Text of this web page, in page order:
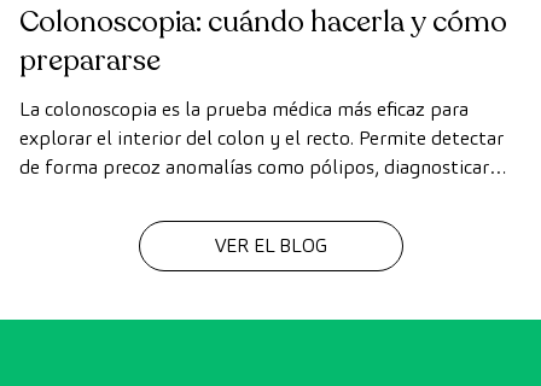
Colonoscopia: cuándo hacerla y cómo
prepararse
La colonoscopia es la prueba médica más eficaz para
explorar el interior del colon y el recto. Permite detectar
de forma precoz anomalías como pólipos, diagnosticar
VER EL BLOG